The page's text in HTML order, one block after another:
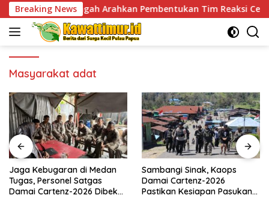
Skip
to
content
Breaking News
Arahkan Pembentukan Tim Reaksi Cepat Bencana
Masyarakat adat
Jaga Kebugaran di Medan
Tugas, Personel Satgas
Damai Cartenz-2026 Dibekali
Sambangi Sinak, Kaops
Damai Cartenz-2026
Pastikan Kesiapan Pasukan